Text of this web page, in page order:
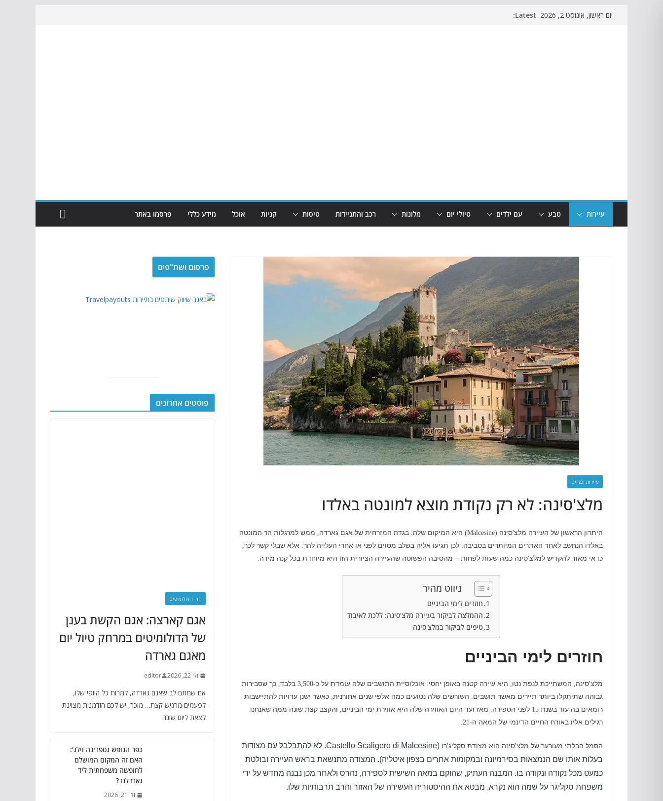
יום ראשון, אוגוסט 2, 2026 Latest:
עיירות טבע עם ילדים טיולי יום מלונות רכב והתניידות טיסות קניות אוכל מידע כללי פרסמו באתר
עיירות וכפרים
מלצ'סינה: לא רק נקודת מוצא למונטה באלדו
היתרון הראשון של העיירה מלצ'סינה (Malcesine) היא המיקום שלה: בגדה המזרחית של אגם גארדה, ממש למרגלות הר המונטה
באלדו הנחשב לאחד האתרים המיותרים בסביבה. לכן תגיעו אליה בשלב מסוים לפני או אחרי העלייה להר. אלא שבלי קשר לכך,
כדאי מאוד להקדיש למלצ'סינה כמה שעות לפחות – מהסיבה הפשוטה שהעיירה הציורית הזו היא מיוחדת בכל קנה מידה.
ניווט מהיר
חוזרים לימי הביניים
ההמלצה לביקור בעיירה מלצ'סינה: ללכת לאיבוד
טיפים לביקור במלצ'סינה
חוזרים לימי הביניים
מלצ'סינה, המשתייכת לנפת נטו, היא עיירה קטנה באופן יחסי: אוכלוסיית התושבים שלה עומדת על כ-3,500 בלבד, כך שסבירות
גבוהה שתיתקלו ביותר תיירים מאשר תושבים. השורשים שלה נטועים כמה אלפי שנים אחורנית, כאשר ישנן עדויות להתיישבות
רומאים בה עוד בשנת 15 לפני הספירה. מאז ועד היום האווירה שלה היא אווירת ימי הביניים, והקצב קצת שונה ממה שאנחנו
רגילים אליו באורח החיים הדינמי של המאה ה-21.
הסמל הבלתי מעורער של מלצ'סינה הוא מצודת סקליג'רו (
Castello Scaligero di Malcesine. לא להתבלבל עם מצודות
בעלות אותו שם הנמצאות בסירמיונה ובמקומות אחרים בצפון איטליה). המצודה מתנשאת בראש העיירה ובולטת
כמעט מכל נקודה ונקודה בו. המבנה העתיק, שהוקם במאה השישית לספירה, נהרס ולאחר מכן נבנה מחדש על ידי
משפחת סקליגר על שמה הוא נקרא, מבטא את ההיסטוריה העשירה של האזור והרב תרבותיות שלו.
פרסום ושת"פים
פוסטים אחרונים
הרי הדולומיטים
אגם קארצה: אגם הקשת בענן
של הדולומיטים במרחק טיול יום
מאגם גארדה
יולי 22, 2026 editor
אם שמתם לב שאגם גארדה, למרות כל היופי שלו,
לפעמים מרגיש קצת… מוכר, יש לכם הזדמנות מצוינת
לצאת ליום שונה
כפר הנופש גספרינה וילג':
האם זה המקום המושלם
לחופשה משפחתית ליד
גארדלנד?
יולי 21, 2026